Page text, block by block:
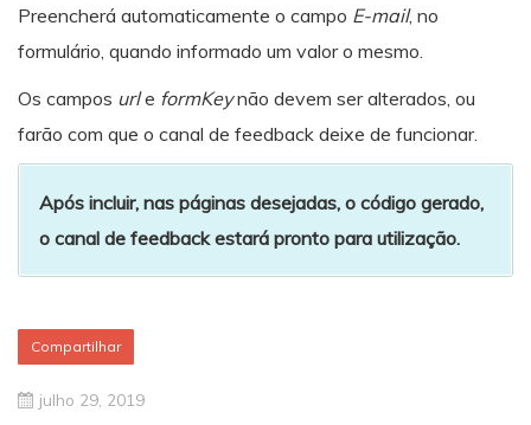
Preencherá automaticamente o campo E-mail, no
formulário, quando informado um valor o mesmo.
Os campos urle formKeynão devem ser alterados, ou
farão com que o canal de feedback deixe de funcionar.
Após incluir, nas páginas desejadas, o código gerado,
o canal de feedback estará pronto para utilização.
Compartilhar
julho 29, 2019